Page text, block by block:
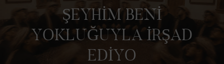
ŞEYHİM BENİ
YOKLUĞUYLA İRŞAD
EDİYO